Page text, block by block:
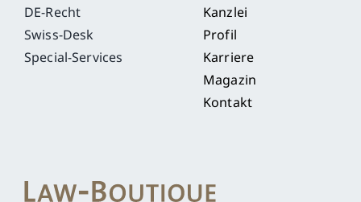
DE-Recht
Swiss-Desk
Special-Services
Kanzlei
Profil
Karriere
Magazin
Kontakt